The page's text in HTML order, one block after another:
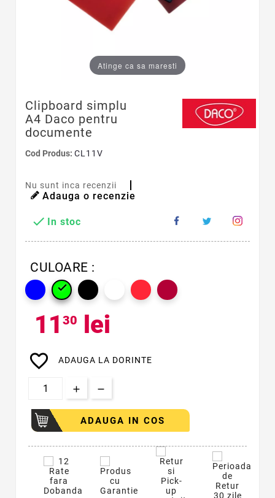
Atinge ca sa maresti
Clipboard simplu
A4 Daco pentru
documente
Cod Produs: CL11V
Nu sunt inca recenzii
Adauga o recenzie
 In stoc
CULOARE :

11 30 lei
favorite_border ADAUGA LA DORINTE
ADAUGA IN COS